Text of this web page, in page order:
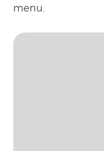
menu.